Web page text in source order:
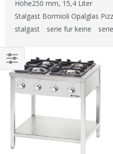
Höhe250 mm, 15,4 Liter
Stalgast Bormioli Opalglas
stalgast
serie fur keine
EINKAUFEN
NACH